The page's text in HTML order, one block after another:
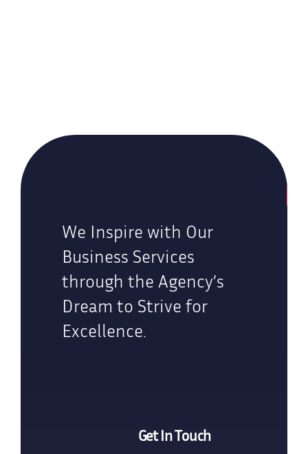
We Inspire with Our
Business Services
through the Agency’s
Dream to Strive for
Excellence.
Get In Touch